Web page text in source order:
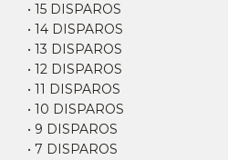
• 15 DISPAROS
• 14 DISPAROS
• 13 DISPAROS
• 12 DISPAROS
• 11 DISPAROS
• 10 DISPAROS
• 9 DISPAROS
• 7 DISPAROS